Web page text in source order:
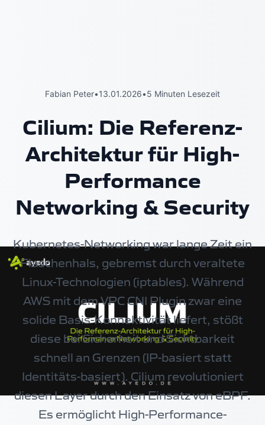
Fabian Peter•13.01.2026•5 Minuten Lesezeit
Cilium: Die Referenz-
Architektur für High-
Performance
Networking & Security
Kubernetes-Networking war lange Zeit ein
Flaschenhals, gebremst durch veraltete
Linux-Technologien (iptables). Während
AWS mit dem VPC CNI Plugin zwar eine
solide Basis-Konnektivität liefert, stößt
diese bei Sicherheit und Sichtbarkeit
schnell an Grenzen (IP-basiert statt
Identitäts-basiert). Cilium revolutioniert
diesen Layer durch den Einsatz von eBPF.
Es ermöglicht High-Performance-